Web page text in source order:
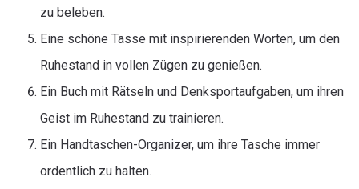
zu beleben.
Eine schöne Tasse mit inspirierenden Worten, um den
Ruhestand in vollen Zügen zu genießen.
Ein Buch mit Rätseln und Denksportaufgaben, um ihren
Geist im Ruhestand zu trainieren.
Ein Handtaschen-Organizer, um ihre Tasche immer
ordentlich zu halten.